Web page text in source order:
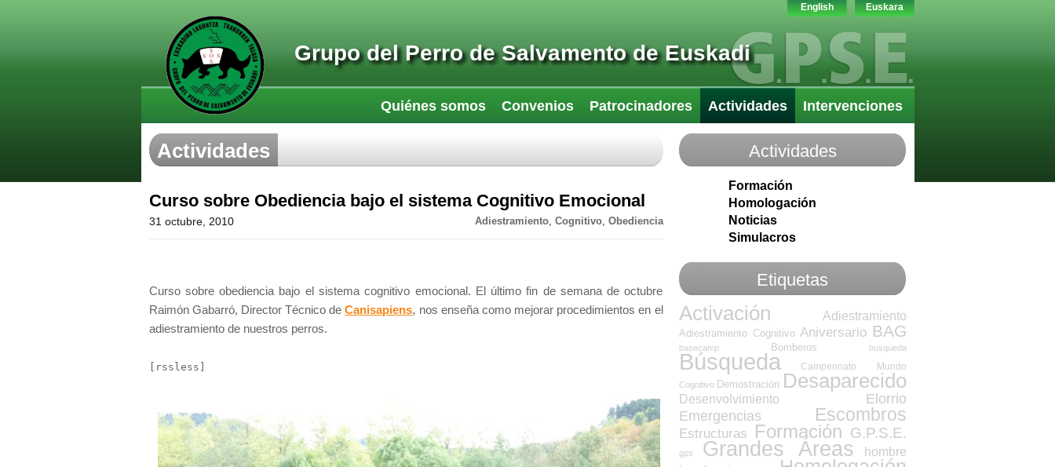
English Euskara
Grupo del Perro de Salvamento de Euskadi
Quiénes somos Convenios Patrocinadores Actividades Intervenciones
Actividades
Curso sobre Obediencia bajo el sistema Cognitivo Emocional
31 octubre, 2010 Adiestramiento, Cognitivo, Obediencia
Curso sobre obediencia bajo el sistema cognitivo emocional. El último fin de semana de octubre
Raimón Gabarró, Director Técnico deCanisapiens, nos enseña como mejorar procedimientos en el
adiestramiento de nuestros perros.
[rssless]
Actividades
Formación
Homologación
Noticias
Simulacros
Etiquetas
Activación Adiestramiento
Adiestramiento Cognitivo Aniversario BAG
basecamp Bomberos busqueda
Búsqueda Campeonato Mundo
Cognitivo Demostración Desaparecido
Desenvolvimiento Elorrio
Emergencias Escombros
Estructuras Formación G.P.S.E.
gps Grandes Áreas hombre